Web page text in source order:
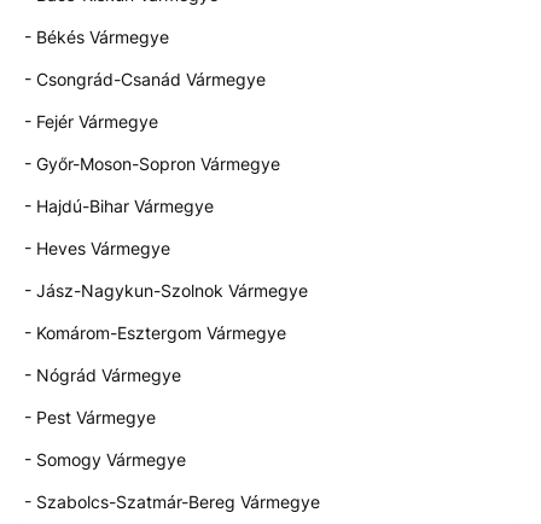
- Békés Vármegye
- Csongrád-Csanád Vármegye
- Fejér Vármegye
- Győr-Moson-Sopron Vármegye
- Hajdú-Bihar Vármegye
- Heves Vármegye
- Jász-Nagykun-Szolnok Vármegye
- Komárom-Esztergom Vármegye
- Nógrád Vármegye
- Pest Vármegye
- Somogy Vármegye
- Szabolcs-Szatmár-Bereg Vármegye